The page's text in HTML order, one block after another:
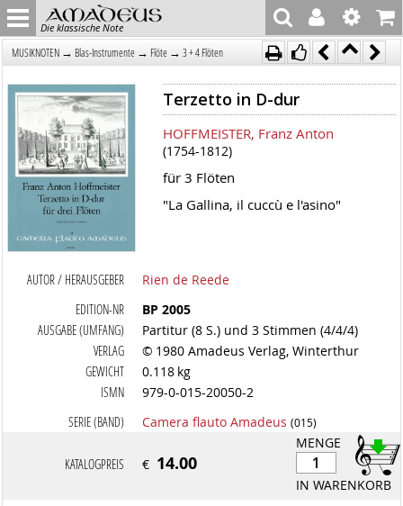
Die klassische Note
MUSIKNOTEN → Blas-Instrumente → Flöte → 3 + 4 Flöten
Terzetto in D-dur
HOFFMEISTER, Franz Anton
(1754-1812)
für 3 Flöten
"La Gallina, il cuccù e l'asino"
AUTOR / HERAUSGEBER
Rien de Reede
EDITION-NR
BP 2005
AUSGABE (UMFANG)
Partitur (8 S.) und 3 Stimmen (4/4/4)
VERLAG
© 1980 Amadeus Verlag, Winterthur
GEWICHT
0.118 kg
ISMN
979-0-015-20050-2
SERIE (BAND)
Camera flauto Amadeus (015)
MENGE
IN WARENKORB
KATALOGPREIS € 14.00